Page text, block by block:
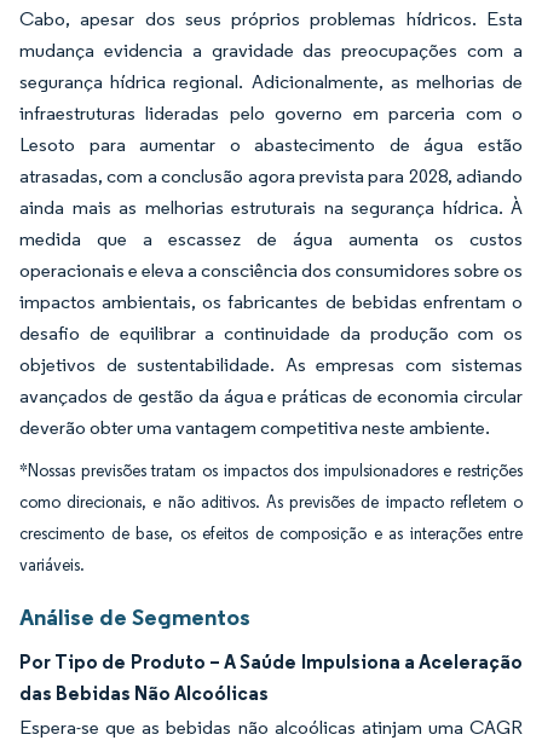
Cabo, apesar dos seus próprios problemas hídricos. Esta
mudança evidencia a gravidade das preocupações com a
segurança hídrica regional. Adicionalmente, as melhorias de
infraestruturas lideradas pelo governo em parceria com o
Lesoto para aumentar o abastecimento de água estão
atrasadas, com a conclusão agora prevista para 2028, adiando
ainda mais as melhorias estruturais na segurança hídrica. À
medida que a escassez de água aumenta os custos
operacionais e eleva a consciência dos consumidores sobre os
impactos ambientais, os fabricantes de bebidas enfrentam o
desafio de equilibrar a continuidade da produção com os
objetivos de sustentabilidade. As empresas com sistemas
avançados de gestão da água e práticas de economia circular
deverão obter uma vantagem competitiva neste ambiente.
*Nossas previsões tratam os impactos dos impulsionadores e restrições
como direcionais, e não aditivos. As previsões de impacto refletem o
crescimento de base, os efeitos de composição e as interações entre
variáveis.
Análise de Segmentos
Por Tipo de Produto – A Saúde Impulsiona a Aceleração
das Bebidas Não Alcoólicas
Espera-se que as bebidas não alcoólicas atinjam uma CAGR